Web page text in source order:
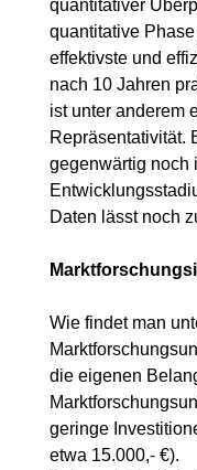
quantitativer
quantitative
effektivste und
nach 10 Jahren
ist unter anderem
Repräsentativität.
gegenwärtig noch
Daten lässt noch
Wie findet man
die eigenen
geringe
etwa 15.000,- €).